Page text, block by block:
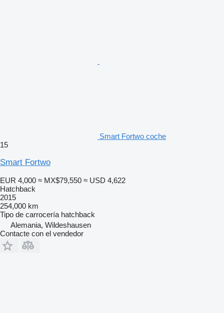
Smart Fortwo coche
15
Smart Fortwo
EUR 4,000 ≈ MX$79,550 ≈ USD 4,622
Hatchback
2015
254,000 km
Tipo de carrocería hatchback
Alemania, Wildeshausen
Contacte con el vendedor